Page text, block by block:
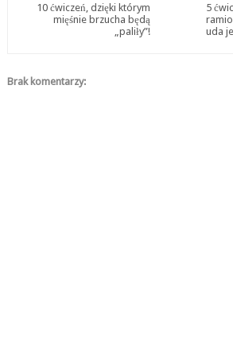
10 ćwiczeń, dzięki którym
mięśnie brzucha będą
„paliły”!
5
uda
Brak komentarzy: